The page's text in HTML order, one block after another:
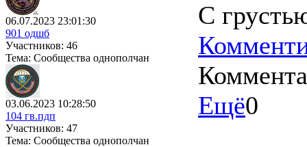
06.07.2023 23:01:30
901 одшб
Участников: 46
Тема: Сообщества однополчан
03.06.2023 10:28:50
104 гв.пдп
Участников: 47
Тема: Сообщества однополчан
С
Ещё0